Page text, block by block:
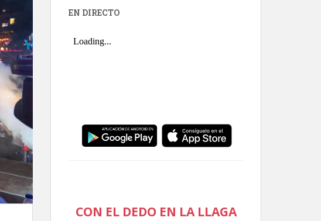
EN DIRECTO
CON EL DEDO EN LA LLAGA